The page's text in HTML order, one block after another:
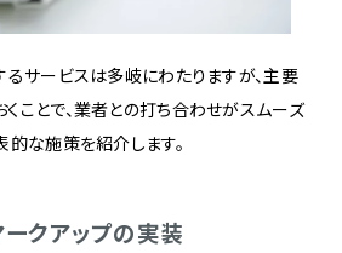
サービスは多岐にわたりますが、主要
ことで、業者との打ち合わせがスムーズ
的な施策を紹介します。
クアップの実装